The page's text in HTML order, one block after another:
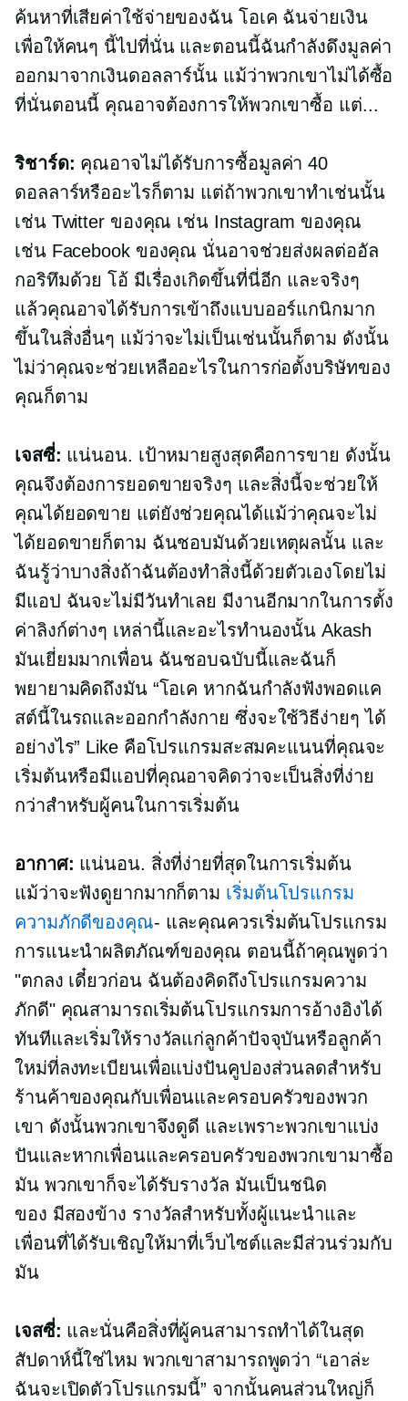
ค้นหาที่เสียค่าใช้จ่ายของฉัน โอเค ฉันจ่ายเงิน
เพื่อให้คนๆ นี้ไปที่นั่น และตอนนี้ฉันกำลังดึงมูลค่า
ออกมาจากเงินดอลลาร์นั้น แม้ว่าพวกเขาไม่ได้ซื้อ
ที่นั่นตอนนี้ คุณอาจต้องการให้พวกเขาซื้อ แต่...
ริชาร์ด: คุณอาจไม่ได้รับการซื้อมูลค่า 40
ดอลลาร์หรืออะไรก็ตาม แต่ถ้าพวกเขาทำเช่นนั้น
เช่น Twitter ของคุณ เช่น Instagram ของคุณ
เช่น Facebook ของคุณ นั่นอาจช่วยส่งผลต่ออัล
กอริทึมด้วย โอ้ มีเรื่องเกิดขึ้นที่นี่อีก และจริงๆ
แล้วคุณอาจได้รับการเข้าถึงแบบออร์แกนิกมาก
ขึ้นในสิ่งอื่นๆ แม้ว่าจะไม่เป็นเช่นนั้นก็ตาม ดังนั้น
ไม่ว่าคุณจะช่วยเหลืออะไรในการก่อตั้งบริษัทของ
คุณก็ตาม
เจสซี่: แน่นอน. เป้าหมายสูงสุดคือการขาย ดังนั้น
คุณจึงต้องการยอดขายจริงๆ และสิ่งนี้จะช่วยให้
คุณได้ยอดขาย แต่ยังช่วยคุณได้แม้ว่าคุณจะไม่
ได้ยอดขายก็ตาม ฉันชอบมันด้วยเหตุผลนั้น และ
ฉันรู้ว่าบางสิ่งถ้าฉันต้องทำสิ่งนี้ด้วยตัวเองโดยไม่
มีแอป ฉันจะไม่มีวันทำเลย มีงานอีกมากในการตั้ง
ค่าลิงก์ต่างๆ เหล่านี้และอะไรทำนองนั้น Akash
มันเยี่ยมมากเพื่อน ฉันชอบฉบับนี้และฉันก็
พยายามคิดถึงมัน “โอเค หากฉันกำลังฟังพอดแค
สต์นี้ในรถและออกกำลังกาย ซึ่งจะใช้วิธีง่ายๆ ได้
อย่างไร” Like คือโปรแกรมสะสมคะแนนที่คุณจะ
เริ่มต้นหรือมีแอปที่คุณอาจคิดว่าจะเป็นสิ่งที่ง่าย
กว่าสำหรับผู้คนในการเริ่มต้น
อากาศ: แน่นอน. สิ่งที่ง่ายที่สุดในการเริ่มต้น
แม้ว่าจะฟังดูยากมากก็ตาม เริ่มต้นโปรแกรม
ความภักดีของคุณ- และคุณควรเริ่มต้นโปรแกรม
การแนะนำผลิตภัณฑ์ของคุณ ตอนนี้ถ้าคุณพูดว่า
"ตกลง เดี๋ยวก่อน ฉันต้องคิดถึงโปรแกรมความ
ภักดี" คุณสามารถเริ่มต้นโปรแกรมการอ้างอิงได้
ทันทีและเริ่มให้รางวัลแก่ลูกค้าปัจจุบันหรือลูกค้า
ใหม่ที่ลงทะเบียนเพื่อแบ่งปันคูปองส่วนลดสำหรับ
ร้านค้าของคุณกับเพื่อนและครอบครัวของพวก
เขา ดังนั้นพวกเขาจึงดูดี และเพราะพวกเขาแบ่ง
ปันและหากเพื่อนและครอบครัวของพวกเขามาซื้อ
มัน พวกเขาก็จะได้รับรางวัล มันเป็นชนิด
ของ มีสองข้าง รางวัลสำหรับทั้งผู้แนะนำและ
เพื่อนที่ได้รับเชิญให้มาที่เว็บไซต์และมีส่วนร่วมกับ
มัน
เจสซี่: และนั่นคือสิ่งที่ผู้คนสามารถทำได้ในสุด
สัปดาห์นี้ใช่ไหม พวกเขาสามารถพูดว่า “เอาล่ะ
ฉันจะเปิดตัวโปรแกรมนี้” จากนั้นคนส่วนใหญ่ก็